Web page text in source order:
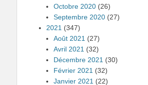
Octobre 2020 (26)
Septembre 2020 (27)
2021 (347)
Août 2021 (27)
Avril 2021 (32)
Décembre 2021 (30)
Février 2021 (32)
Janvier 2021 (22)